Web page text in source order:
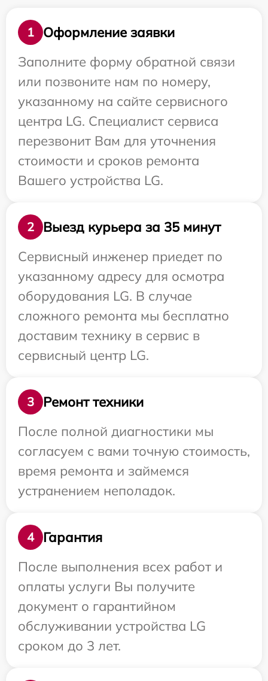
1
Оформление заявки
Заполните форму обратной связи
или позвоните нам по номеру,
указанному на сайте сервисного
центра LG. Специалист сервиса
перезвонит Вам для уточнения
стоимости и сроков ремонта
Вашего устройства LG.
2
Выезд курьера за 35 минут
Сервисный инженер приедет по
указанному адресу для осмотра
оборудования LG. В случае
сложного ремонта мы бесплатно
доставим технику в сервис в
сервисный центр LG.
3
Ремонт техники
После полной диагностики мы
согласуем с вами точную стоимость,
время ремонта и займемся
устранением неполадок.
4
Гарантия
После выполнения всех работ и
оплаты услуги Вы получите
документ о гарантийном
обслуживании устройства LG
сроком до 3 лет.